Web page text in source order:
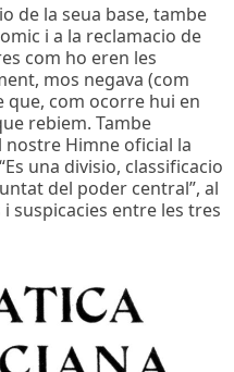
de la seua base, tambe
i a la reclamacio de
com ho eren les
mos negava (com
que, com ocorre hui en
rebiem. Tambe
nostre Himne oficial la
una divisio, classificacio
del poder central”, al
suspicacies entre les tres